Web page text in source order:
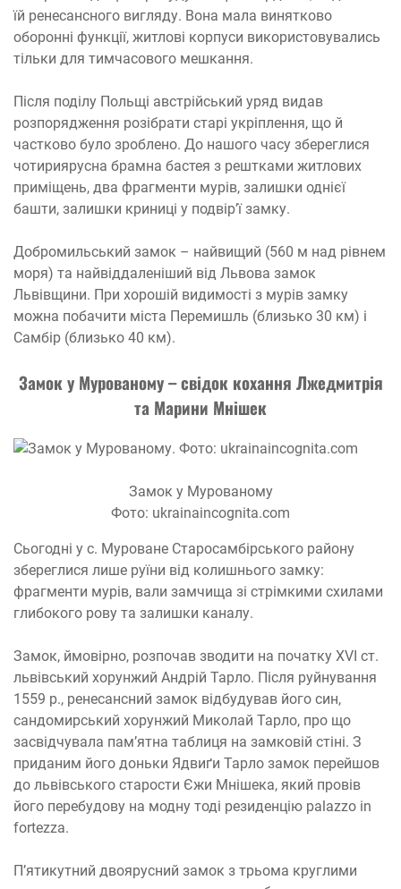
їй ренесансного вигляду. Вона мала винятково
оборонні функції, житлові корпуси використовувались
тільки для тимчасового мешкання.
Після поділу Польщі австрійський уряд видав
розпорядження розібрати старі укріплення, що й
частково було зроблено. До нашого часу збереглися
чотириярусна брамна бастея з рештками житлових
приміщень, два фрагменти мурів, залишки однієї
башти, залишки криниці у подвір’ї замку.
Добромильський замок – найвищий (560 м над рівнем
моря) та найвіддаленіший від Львова замок
Львівщини. При хорошій видимості з мурів замку
можна побачити міста Перемишль (близько 30 км) і
Самбір (близько 40 км).
Замок у Мурованому – свідок кохання Лжедмитрія
та Марини Мнішек
Замок у Мурованому
Фото: ukrainaincognita.com
Сьогодні у с. Муроване Старосамбірського району
збереглися лише руїни від колишнього замку:
фрагменти мурів, вали замчища зі стрімкими схилами
глибокого рову та залишки каналу.
Замок, ймовірно, розпочав зводити на початку XVI ст.
львівський хорунжий Андрій Тарло. Після руйнування
1559 р., ренесансний замок відбудував його син,
сандомирський хорунжий Миколай Тарло, про що
засвідчувала пам’ятна таблиця на замковій стіні. З
приданим його доньки Ядвиґи Тарло замок перейшов
до львівського старости Єжи Мнішека, який провів
його перебудову на модну тоді резиденцію palazzo in
fortezza.
П’ятикутний двоярусний замок з трьома круглими